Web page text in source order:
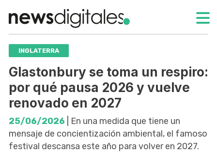
INGLATERRA
Glastonbury se toma un respiro:
por qué pausa 2026 y vuelve
renovado en 2027
25/06/2026 | En una medida que tiene un
mensaje de concientización ambiental, el famoso
festival descansa este año para volver en 2027.